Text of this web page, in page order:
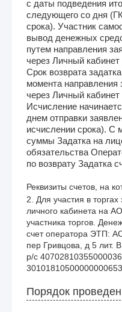
с даты подведения
следующего со дня
срока). Участник
вывод денежных
путем направления
через Личный
Срок возврата
момента направления
через Личный кабинет
Исчисление
днем отправки
исчислении срока). С
суммы Задатка на
обязательства
по возврату Задатка
Реквизиты счетов, на
2. Для участия в
личного кабинета на
участника торгов.
счет оператора ЭТП:
пер Гривцова, д 5 лит.
р/с
Порядок